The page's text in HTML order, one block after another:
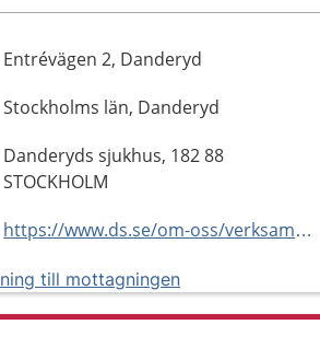
Entrévägen 2, Danderyd
Stockholms län, Danderyd
Danderyds sjukhus, 182 88
STOCKHOLM
https://www.ds.se/om-oss/verksamheter/#neurologi
till mottagningen